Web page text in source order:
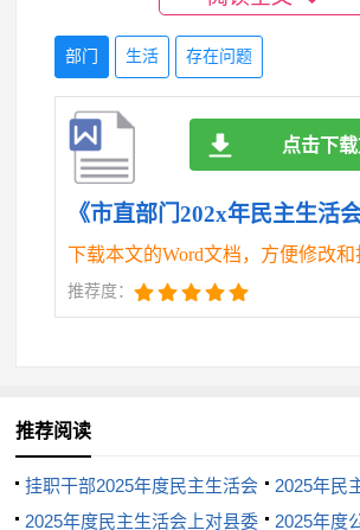
一些制约工作发展的瓶颈问题时，未
能动性，积极探索创新的解决方案，
慢，成效不够显著。比如，在推进单
然认识到x手段对于提高工作效率和
性，但由于对相关技术和业务流程的
未能有效推动信息化建设与实际工作
响了工作的创新发展。
督管理不够严格，存在“宽松软”现象
向性问题提醒不够及时，批评教育不
些小问题演变成大问题。制度执行还
部门 生活 存在问题
下载本文的Word文档，方便修改和
推荐度：
点击下
推荐阅读
挂职干部2025年度民主生活会
个人“六个带头”对照检查材料
2025年民
见实例集锦
2025年度民主生活会上对县委 2025年度